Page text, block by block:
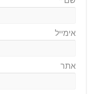
אימייל
אתר